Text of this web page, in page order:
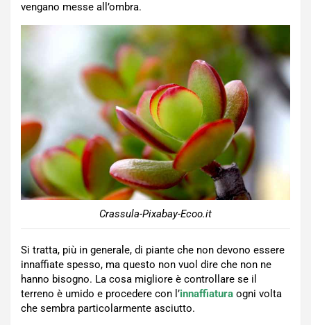
vengano messe all’ombra.
Crassula-Pixabay-Ecoo.it
Si tratta, più in generale, di piante che non devono essere
innaffiate spesso, ma questo non vuol dire che non ne
hanno bisogno. La cosa migliore è controllare se il
terreno è umido e procedere con l’innaffiatura ogni volta
che sembra particolarmente asciutto.